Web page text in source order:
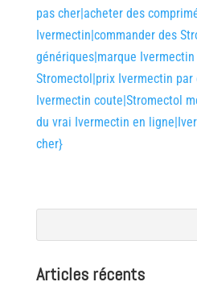
pas cher|acheter des
Ivermectin|commander des
génériques|marque
Stromectol|prix Ivermectin par
Ivermectin coute|Stromectol
du vrai Ivermectin en
cher}
Articles récents